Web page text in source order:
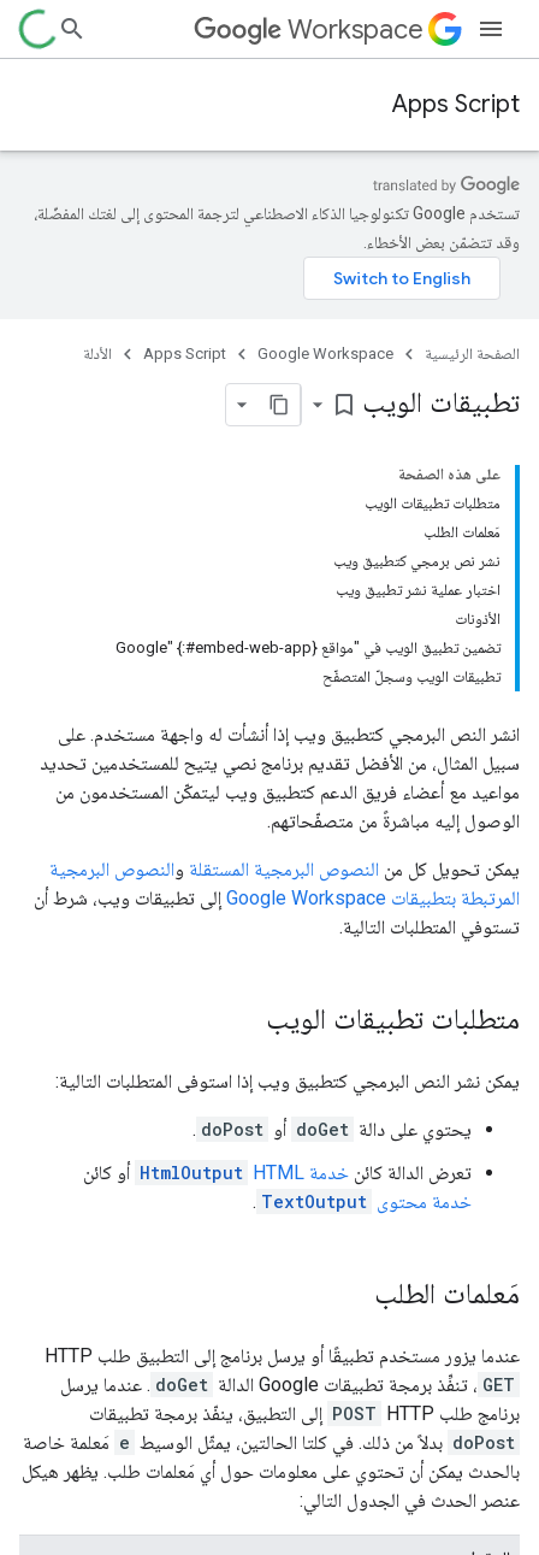
Workspace
Apps Script
تستخدم Google تكنولوجيا الذكاء الاصطناعي لترجمة المحتوى إلى لغتك المفضّلة،
وقد تتضمّن بعض الأخطاء.
الصفحة الرئيسية Google Workspace
Apps Script الأدلة
تطبيقات الويب bookmark_border
على هذه الصفحة
متطلبات تطبيقات الويب
مَعلمات الطلب
نشر نص برمجي كتطبيق ويب
اختبار عملية نشر تطبيق ويب
الأذونات
تضمين تطبيق الويب في "مواقع Google" {:#embed-web-app}
تطبيقات الويب وسجلّ المتصفّح
انشر النص البرمجي كتطبيق ويب إذا أنشأت له واجهة مستخدم. على
سبيل المثال، من الأفضل تقديم برنامج نصي يتيح للمستخدمين تحديد
مواعيد مع أعضاء فريق الدعم كتطبيق ويب ليتمكّن المستخدمون من
الوصول إليه مباشرةً من متصفّحاتهم.
يمكن تحويل كل من النصوص البرمجية المستقلة والنصوص البرمجية
المرتبطة بتطبيقات Google Workspace
إلى تطبيقات ويب، شرط أن
تستوفي المتطلبات التالية.
متطلبات تطبيقات الويب
يمكن نشر النص البرمجي كتطبيق ويب إذا استوفى المتطلبات التالية:
يحتوي على دالة doGet أو doPost
.
تعرض الدالة كائن خدمة HTML HtmlOutput أو كائن
خدمة محتوى TextOutput
.
مَعلمات الطلب
عندما يزور مستخدم تطبيقًا أو يرسل برنامج إلى التطبيق طلب HTTP
GET ، تنفِّذ برمجة تطبيقات Google الدالة doGet . عندما يرسل
برنامج طلب HTTP
POST إلى التطبيق، ينفّذ برمجة تطبيقات
doPost بدلاً من ذلك. في كلتا الحالتين، يمثّل الوسيط e مَعلمة خاصة
بالحدث يمكن أن تحتوي على معلومات حول أي مَعلمات طلب. يظهر هيكل
عنصر الحدث في الجدول التالي: